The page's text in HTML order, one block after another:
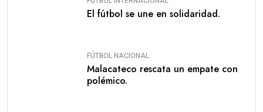
El fútbol se une en solidaridad.
FÚTBOL NACIONAL
Malacateco rescata un empate con
polémico.